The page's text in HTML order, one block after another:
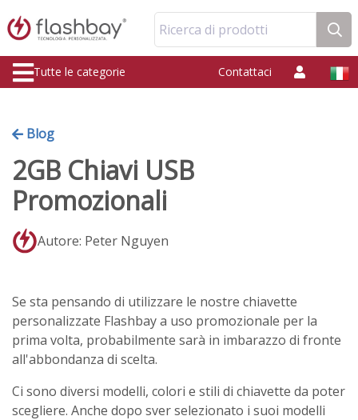
Ricerca di prodotti
Tutte le categorie Contattaci
Blog
2GB Chiavi USB
Promozionali
Autore: Peter Nguyen
Se sta pensando di utilizzare le nostre chiavette
personalizzate Flashbay a uso promozionale per la
prima volta, probabilmente sarà in imbarazzo di fronte
all'abbondanza di scelta.
Ci sono diversi modelli, colori e stili di chiavette da poter
scegliere. Anche dopo sver selezionato i suoi modelli